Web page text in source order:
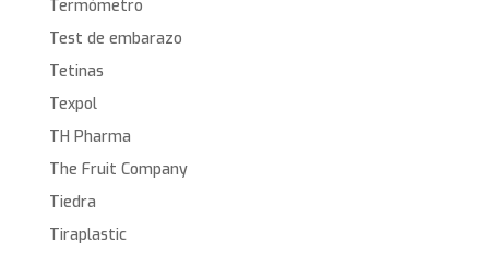
Termómetro
Test de embarazo
Tetinas
Texpol
TH Pharma
The Fruit Company
Tiedra
Tiraplastic